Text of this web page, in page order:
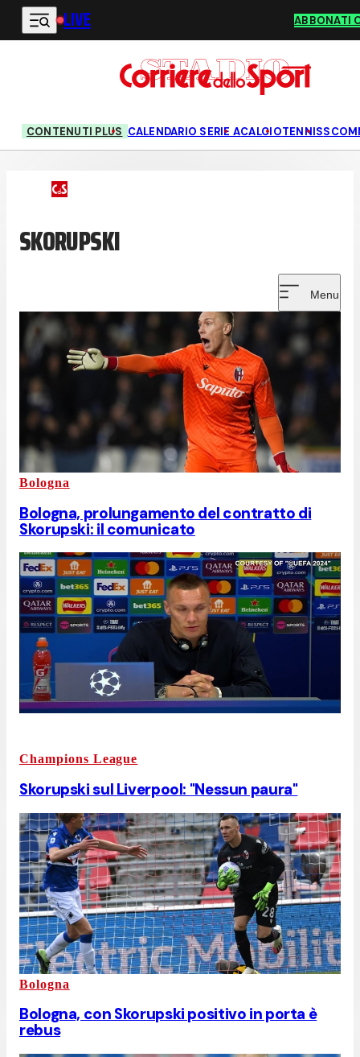
Vai al contenuto principale
LIVE ABBONATI
CONTENUTI PLUS CALENDARIO SERIE ACALCIOTENNIS
SKORUPSKI
Menu
Bologna
Bologna, prolungamento del contratto di
Skorupski: il comunicato
Champions League
Skorupski sul Liverpool: "Nessun paura"
Bologna
Bologna, con Skorupski positivo in porta è
rebus